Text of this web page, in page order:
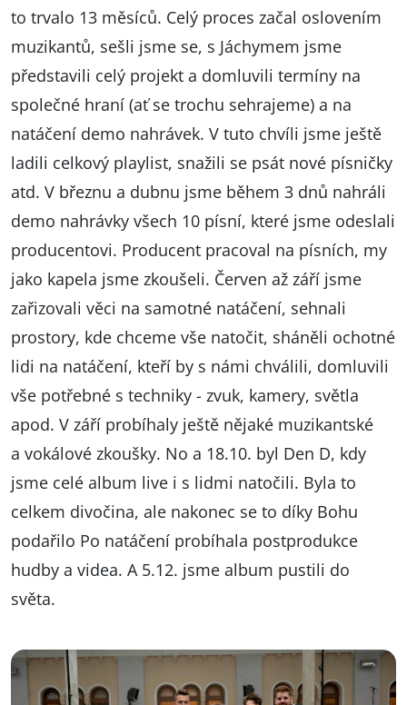
to trvalo 13 měsíců. Celý proces začal oslovením
muzikantů, sešli jsme se, s Jáchymem jsme
představili celý projekt a domluvili termíny na
společné hraní (ať se trochu sehrajeme) a na
natáčení demo nahrávek. V tuto chvíli jsme ještě
ladili celkový playlist, snažili se psát nové písničky
atd. V březnu a dubnu jsme během 3 dnů nahráli
demo nahrávky všech 10 písní, které jsme odeslali
producentovi. Producent pracoval na písních, my
jako kapela jsme zkoušeli. Červen až září jsme
zařizovali věci na samotné natáčení, sehnali
prostory, kde chceme vše natočit, sháněli ochotné
lidi na natáčení, kteří by s námi chválili, domluvili
vše potřebné s techniky - zvuk, kamery, světla
apod. V září probíhaly ještě nějaké muzikantské
a vokálové zkoušky. No a 18.10. byl Den D, kdy
jsme celé album live i s lidmi natočili. Byla to
celkem divočina, ale nakonec se to díky Bohu
podařilo Po natáčení probíhala postprodukce
hudby a videa. A 5.12. jsme album pustili do
světa.